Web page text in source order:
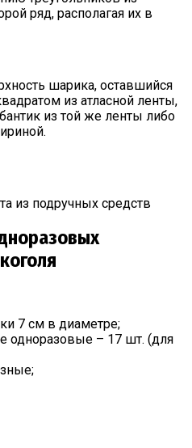
ряд, располагая их в
шарика, оставшийся
из атласной ленты,
из той же ленты либо
из подручных средств
7 см в диаметре;
одноразовые – 17 шт. (для